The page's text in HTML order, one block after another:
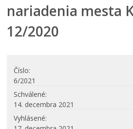
Tlačové správy
Rozvoj mesta
Voľby do orgánov samosprávy
krajov 2026
nariadenia mesta
12/2020
Číslo
6/2021
Schválené
14. decembra 2021
Vyhlásené